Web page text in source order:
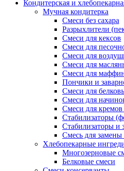
Кондитерская и
Мучная кондитерка
Смеси без сахара
Разрыхлители
Смеси для кексов
Смеси для
Смеси для
Смеси для
Смеси для
Пончики и
Cмеси для
Смеси для
Смеси для
Стабилизаторы
Стабилизаторы и
Смесь для замены
Хлебопекарные
Многозерновые
Белковые смеси